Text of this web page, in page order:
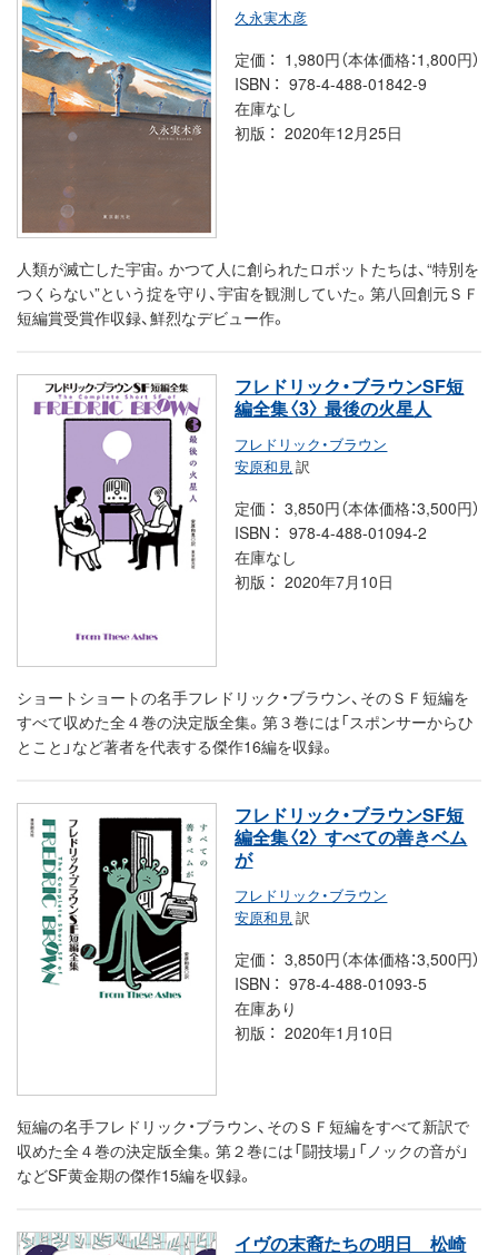
久永実木彦
定価
1,980円（本体価格：1,800円）
ISBN
978-4-488-01842-9
在庫なし
初版
2020年12月25日
人類が滅亡した宇宙。かつて人に創られたロボットたちは、“特別を
つくらない”という掟を守り、宇宙を観測していた。第八回創元ＳＦ
短編賞受賞作収録、鮮烈なデビュー作。
フレドリック・ブラウンSF短
編全集〈3〉 最後の火星人
フレドリック・ブラウン
安原和見 訳
定価
3,850円（本体価格：3,500円）
ISBN
978-4-488-01094-2
在庫なし
初版
2020年7月10日
ショートショートの名手フレドリック・ブラウン、そのＳＦ短編を
すべて収めた全４巻の決定版全集。第３巻には「スポンサーからひ
とこと」など著者を代表する傑作16編を収録。
フレドリック・ブラウンSF短
編全集〈2〉 すべての善きベム
が
フレドリック・ブラウン
安原和見訳
定価
3,850円（本体価格：3,500円）
ISBN
978-4-488-01093-5
在庫あり
初版
2020年1月10日
短編の名手フレドリック・ブラウン、そのＳＦ短編をすべて新訳で
収めた全４巻の決定版全集。第２巻には「闘技場」「ノックの音が」
などSF黄金期の傑作15編を収録。
イヴの末裔たちの明日 松崎